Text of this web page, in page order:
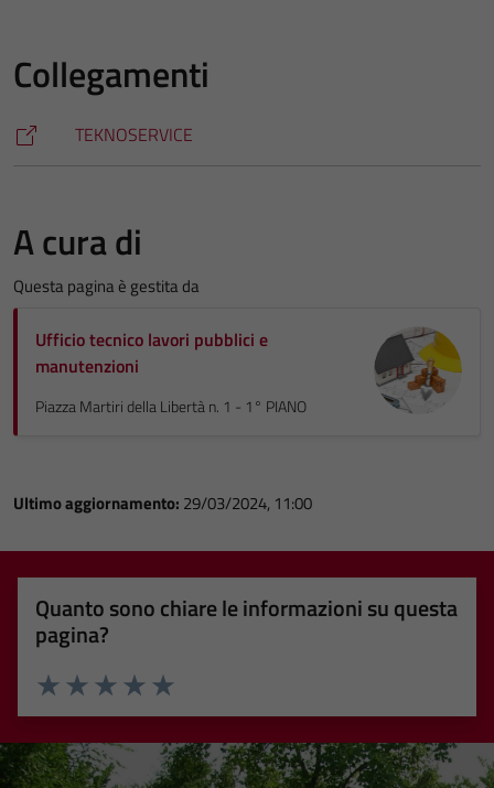
Collegamenti
TEKNOSERVICE
A cura di
Questa pagina è gestita da
Ufficio tecnico lavori pubblici e
manutenzioni
Piazza Martiri della Libertà n. 1 - 1° PIANO
Ultimo aggiornamento: 29/03/2024, 11:00
Quanto sono chiare le informazioni su questa
pagina?
Valuta 5 stelle su 5
Valuta 4 stelle su 5
Valuta 3 stelle su 5
Valuta 2 stelle su 5
Valuta 1 stelle su 5